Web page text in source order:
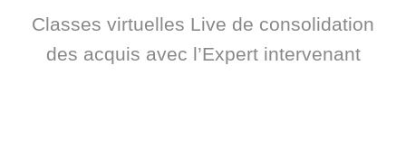
Classes virtuelles Live de consolidation
des acquis avec l’Expert intervenant